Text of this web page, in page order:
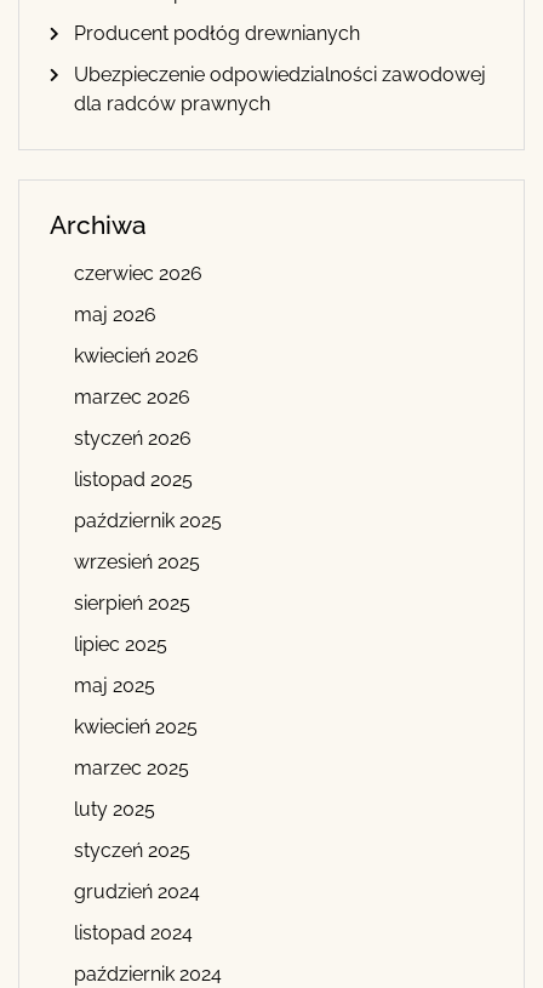
Producent podłóg drewnianych
Ubezpieczenie odpowiedzialności zawodowej
dla radców prawnych
Archiwa
czerwiec 2026
maj 2026
kwiecień 2026
marzec 2026
styczeń 2026
listopad 2025
październik 2025
wrzesień 2025
sierpień 2025
lipiec 2025
maj 2025
kwiecień 2025
marzec 2025
luty 2025
styczeń 2025
grudzień 2024
listopad 2024
październik 2024